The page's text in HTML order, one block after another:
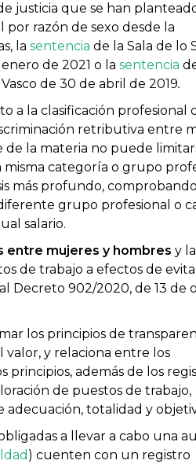
justicia que se han
razón de sexo desde la
la sentencia de la Sala de lo
de 2021 o la sentencia
de 30 de abril de 2019.
a la clasificación profesional
retributiva entre
la materia no puede
categoría o grupo
más profundo,
grupo profesional o
salario.
entre mujeres y hombres y la
de trabajo a efectos de
Decreto 902/2020, de 13 de
los principios de
valor, y relaciona entre los
además de los
de puestos de trabajo,
totalidad y
a llevar a cabo una
) cuenten con un registro